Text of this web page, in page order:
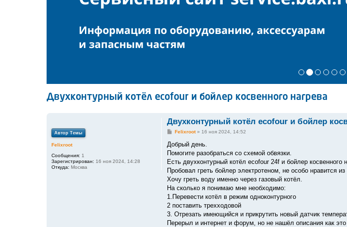
Двухконтурный котёл ecofour и бойлер косвенного нагрева
Автор Темы
Felixroot
Сообщения: 1
Зарегистрирован: 16 ноя 2024, 14:28
Откуда: Москва
Двухконтурный котёл ecofour и бойлер
С
о
щ
е
и
е
Felixroot» 16 ноя 2024, 14:52
Добрый день.
Помогите разобраться со схемой обвязки.
Есть двухконтурный котёл ecofour 24f и бойлер
Пробовал греть бойлер электротеном, не особо нравится из
Хочу греть воду именно через газовый котёл.
На сколько я понимаю мне необходимо:
1.Перевести котёл в режим одноконтурного
2 поставить трехходовой
3. Отрезать имеющийся и прикрутить новый датчик
Перерыл и интернет и форум, но не нашёл описания как